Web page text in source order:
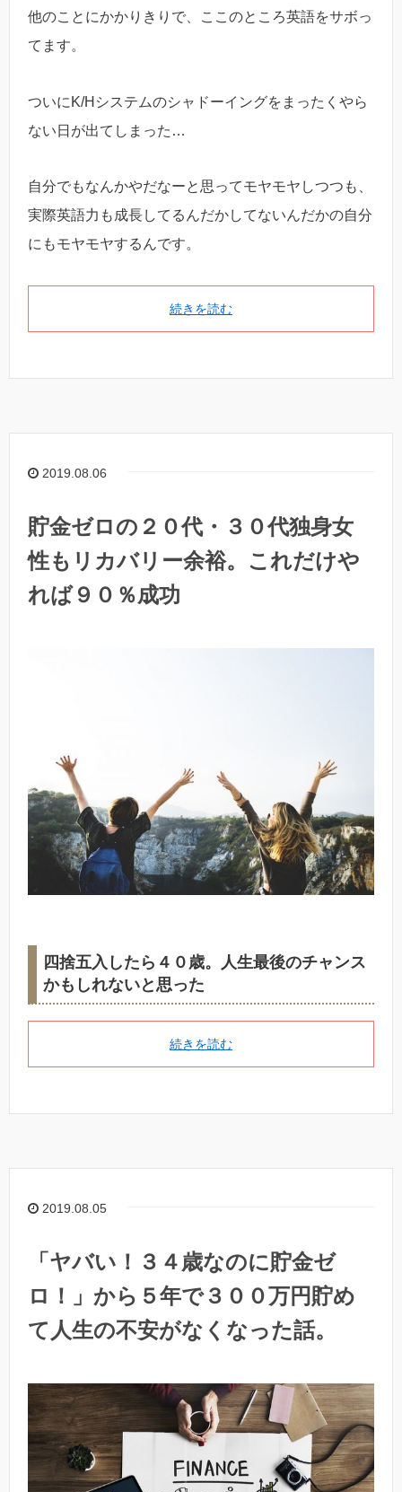
他のことにかかりきりで、ここのところ英語をサボっ
てます。
ついにK/Hシステムのシャドーイングをまったくやら
ない日が出てしまった…
自分でもなんかやだなーと思ってモヤモヤしつつも、
実際英語力も成長してるんだかしてないんだかの自分
にもモヤモヤするんです。
続きを読む
2019.08.06
貯金ゼロの２０代・３０代独身女
性もリカバリー余裕。これだけや
れば９０％成功
四捨五入したら４０歳。人生最後のチャンス
かもしれないと思った
続きを読む
2019.08.05
「ヤバい！３４歳なのに貯金ゼ
ロ！」から５年で３００万円貯め
て人生の不安がなくなった話。